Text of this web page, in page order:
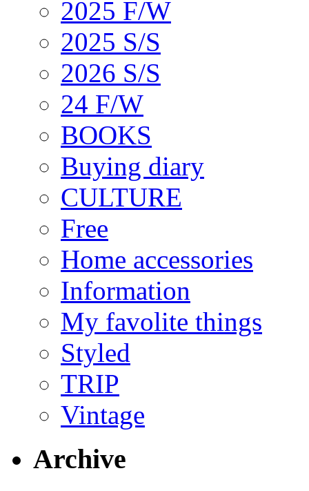
2025 F/W
2025 S/S
2026 S/S
24 F/W
BOOKS
Buying diary
CULTURE
Free
Home accessories
Information
My favolite things
Styled
TRIP
Vintage
Archive